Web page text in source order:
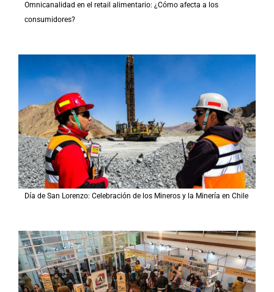
Omnicanalidad en el retail alimentario: ¿Cómo afecta a los
consumidores?
Día de San Lorenzo: Celebración de los Mineros y la Minería en Chile